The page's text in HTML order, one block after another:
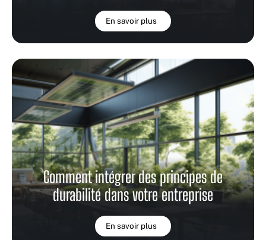
En savoir plus
Comment intégrer des principes de
durabilité dans votre entreprise
En savoir plus